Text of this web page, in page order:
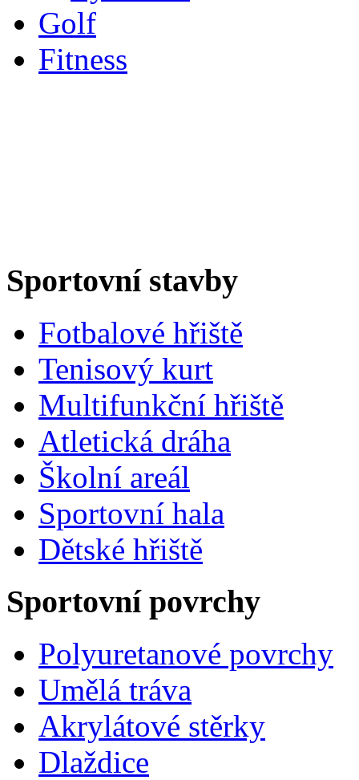
Golf
Fitness
Sportovní stavby
Fotbalové hřiště
Tenisový kurt
Multifunkční hřiště
Atletická dráha
Školní areál
Sportovní hala
Dětské hřiště
Sportovní povrchy
Polyuretanové povrchy
Umělá tráva
Akrylátové stěrky
Dlaždice